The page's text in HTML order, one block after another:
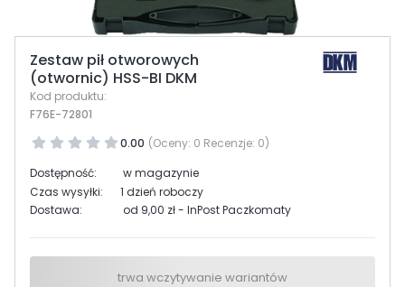
Zestaw pił otworowych
(otwornic) HSS-BI DKM
Kod produktu:
F76E-72801
0.00 (Oceny: 0 Recenzje: 0)
Dostępność:
w magazynie
Czas wysyłki:
1 dzień roboczy
Dostawa:
od 9,00 zł- InPost Paczkomaty
trwa wczytywanie wariantów